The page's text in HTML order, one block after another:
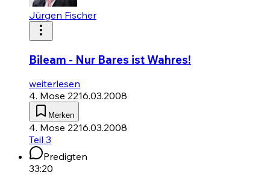
Jürgen Fischer
Bileam - Nur Bares ist Wahres!
weiterlesen
4. Mose 2216.03.2008
Merken
4. Mose 2216.03.2008
Teil 3
Predigten
33:20